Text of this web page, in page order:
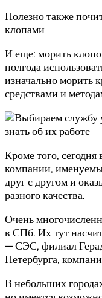
Полезно также
клопами
И еще: морить
полгода
изначально морить
средствами и
Кроме того,
компании,
друг с другом и
разного качества.
Очень
в СПб. Их тут
— СЭС, филиал
Петербурга,
В небольших